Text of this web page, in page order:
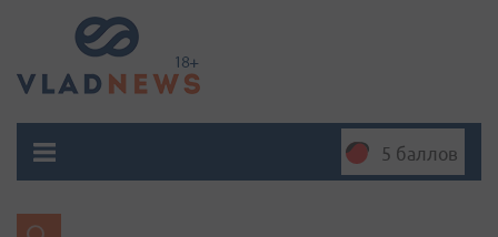
5 баллов